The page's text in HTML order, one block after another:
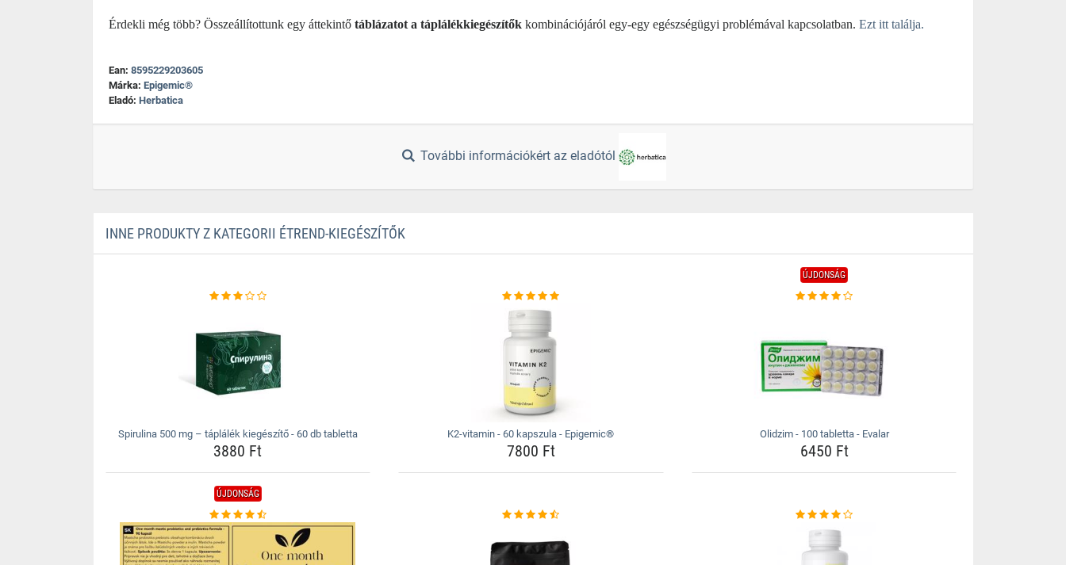
Érdekli még több? Összeállítottunk egy áttekintő táblázatot a táplálékkiegészítők kombinációjáról egy-egy egészségügyi problémával kapcsolatban. Ezt itt találja.
Ean: 8595229203605
Márka: Epigemic®
Eladó: Herbatica
További információkért az eladótól
INNE PRODUKTY Z KATEGORII ÉTREND-KIEGÉSZÍTŐK
Spirulina 500 mg – táplálék kiegészítő - 60 db tabletta
3880 Ft
K2-vitamin - 60 kapszula - Epigemic®
7800 Ft
ÚJDONSÁG
Olidzim - 100 tabletta - Evalar
6450 Ft
ÚJDONSÁG